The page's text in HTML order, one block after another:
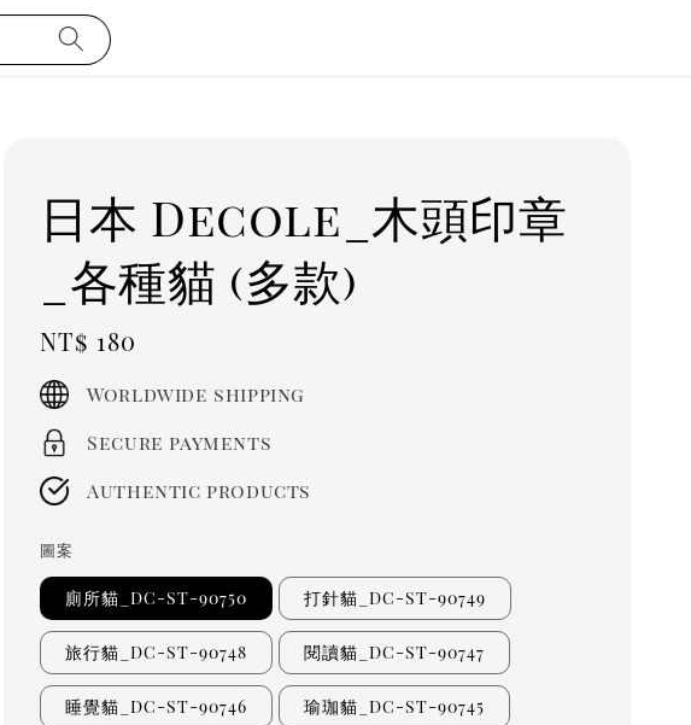
日本 Decole_木頭印章
_各種貓 (多款)
Regular
price
NT$ 180
Worldwide shipping
Secure payments
Authentic products
圖案
廁所貓_DC-ST-90750 打針貓_DC-ST-90749
旅行貓_DC-ST-90748 閱讀貓_DC-ST-90747
睡覺貓_DC-ST-90746 瑜珈貓_DC-ST-90745